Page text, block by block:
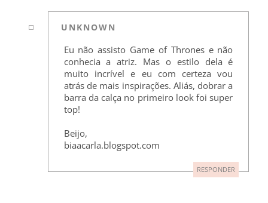
UNKNOWN
Eu não assisto Game of Thrones e não
conhecia a atriz. Mas o estilo dela é
muito incrível e eu com certeza vou
atrás de mais inspirações. Aliás, dobrar a
barra da calça no primeiro look foi super
top!
Beijo,
biaacarla.blogspot.com
RESPONDER